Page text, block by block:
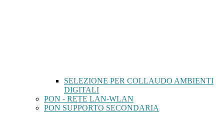
SELEZIONE PER COLLAUDO AMBIENTI
DIGITALI
PON - RETE LAN-WLAN
PON SUPPORTO SECONDARIA